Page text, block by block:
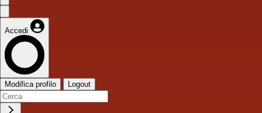
Accedi
Modifica profilo Logout